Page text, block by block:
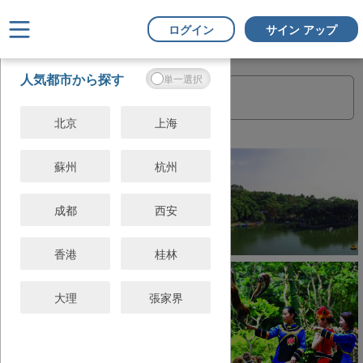
ログイン サイン アップ
フ
ィ
すべてクリ
ア
人気都市から探す
北京 上海
蘇州 杭州
成都 西安
香港 桂林
大理 張家界